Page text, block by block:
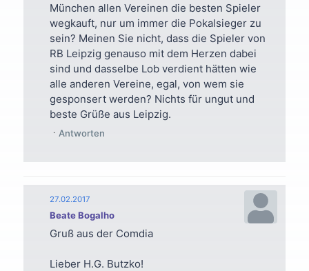
München allen Vereinen die besten Spieler
wegkauft, nur um immer die Pokalsieger zu
sein? Meinen Sie nicht, dass die Spieler von
RB Leipzig genauso mit dem Herzen dabei
sind und dasselbe Lob verdient hätten wie
alle anderen Vereine, egal, von wem sie
gesponsert werden? Nichts für ungut und
beste Grüße aus Leipzig.
Antworten
Beate Bogalho
27.02.2017
Gruß aus der Comdia
Lieber H.G. Butzko!